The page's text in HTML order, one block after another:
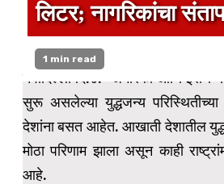
लिटर; नागरिकांचा
1 min read
नवीदिल्ली दि.४:- अमेरिका आणि इराण
सुरू असलेल्या युद्धजन्य
देशांना बसत आहेत. आखाती देशातील
मोठा परिणाम झाला असून काही
आहे.